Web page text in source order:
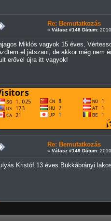
Re: Bemutatkozás
« Válasz #148 Dátum:
Miklós vagyok 15 éves,
el játszani, de akkor még nem
erővel újra itt vagyok!
Re: Bemutatkozás
« Válasz #149 Dátum:
Kristóf 13 éves Bükkábrányi